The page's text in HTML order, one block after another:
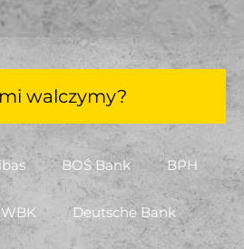
walczymy?
BOŚ Bank BPH
Deutsche Bank